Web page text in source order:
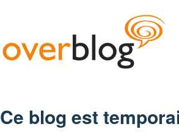
Ce blog est